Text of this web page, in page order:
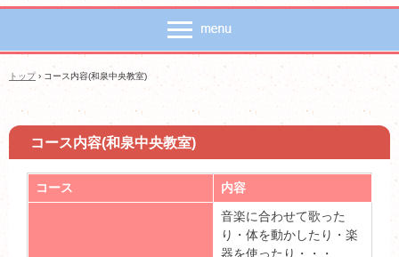
トップ › コース内容(和泉中央教室)
コース内容(和泉中央教室)
コース 内容
音楽に合わせて歌った
り・体を動かしたり・楽
器を使ったり・・・